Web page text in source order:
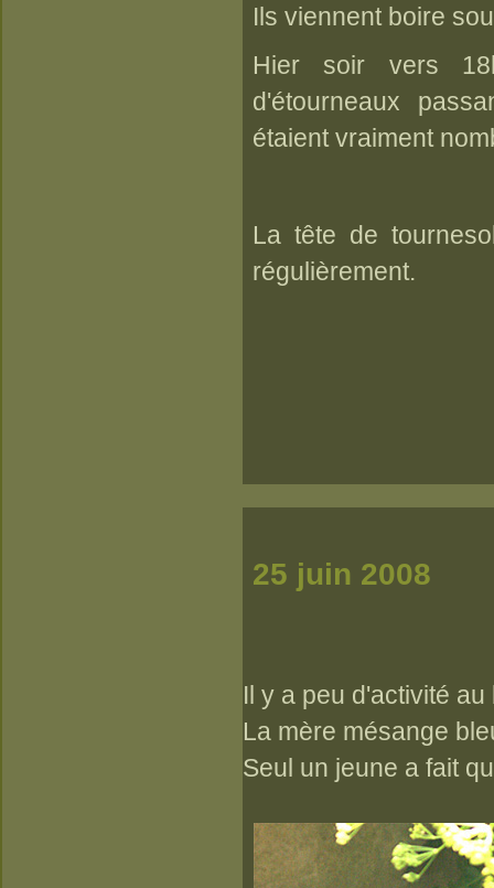
Ils viennent boire
Hier soir vers
d'étourneaux
étaient vraiment
La tête de
régulièrement.
25 juin 2008
Il y a peu d'activité
La mère mésange
Seul un jeune a fait